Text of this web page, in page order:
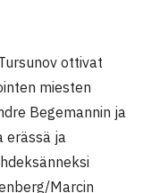
ottivat
miesten
Begemannin ja
erässä ja
Marcin